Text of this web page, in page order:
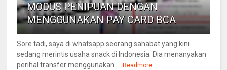
MODUS PENIPUAN DENGAN
MENGGUNAKAN PAY CARD BCA
Sore tadi, saya di whatsapp seorang sahabat yang kini
sedang merintis usaha snack di Indonesia. Dia menanyakan
perihal transfer menggunakan ... Readmore